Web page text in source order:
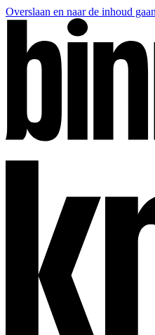
Overslaan en naar de inhoud gaan